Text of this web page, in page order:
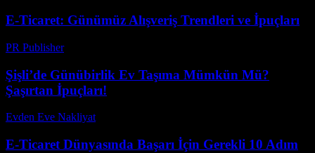
E-Ticaret: Günümüz Alışveriş Trendleri ve İpuçları
PR Publisher-
Şişli’de Günübirlik Ev Taşıma Mümkün Mü?
Şaşırtan İpuçları!
Evden Eve Nakliyat
E-Ticaret Dünyasında Başarı İçin Gerekli 10 Adım